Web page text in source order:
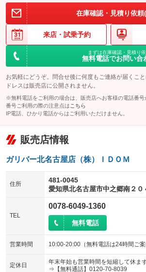
在庫確認・見積り依頼
来店・ 試乗予約
まずは在庫確認・見積り
無料電話でお問い合
お気軽にどうぞ。問合せ後に何度もご連絡が届くこ
ドレスは販売店に公開されません。
※無料電話をご利用の場合は、販売店へお客様の電話番
番号ご利用の際の注意点は こちら
IP電話、ひかり電話からはご利用いただけません。
販売店情報
ガリバー北名古屋店（株）ＩＤＯＭ
住所
481-0045
愛知県北名古屋市中之郷南２０
TEL
0078-6049-1360
無料電話
営業時間 10:00-20:00（無料電話は24時間ご案
定休日
年末年始も営業時間を短縮して休ま
⇒【無料通話】0120-70-8039